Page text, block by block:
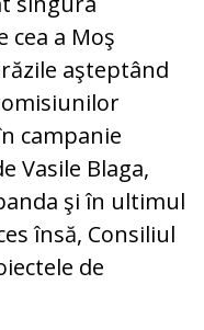
cea a Moş
aşteptând
campanie
Vasile Blaga,
şi în ultimul
însă, Consiliul
de